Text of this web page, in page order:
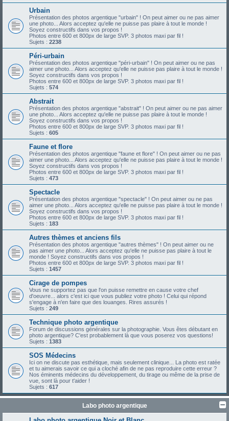
Urbain
Présentation des photos argentique "urbain" ! On peut aimer ou ne pas aimer
une photo... Alors acceptez qu'elle ne puisse pas plaire à tout le monde !
Soyez constructifs dans vos propos !
Photos entre 600 et 800px de large SVP. 3 photos maxi par fil !
Sujets : 2238
Péri-urbain
Présentation des photos argentique "péri-urbain" ! On peut aimer ou ne pas
aimer une photo... Alors acceptez qu'elle ne puisse pas plaire à tout le monde !
Soyez constructifs dans vos propos !
Photos entre 600 et 800px de large SVP. 3 photos maxi par fil !
Sujets : 574
Abstrait
Présentation des photos argentique "abstrait" ! On peut aimer ou ne pas aimer
une photo... Alors acceptez qu'elle ne puisse pas plaire à tout le monde !
Soyez constructifs dans vos propos !
Photos entre 600 et 800px de large SVP. 3 photos maxi par fil !
Sujets : 605
Faune et flore
Présentation des photos argentique "faune et flore" ! On peut aimer ou ne pas
aimer une photo... Alors acceptez qu'elle ne puisse pas plaire à tout le monde !
Soyez constructifs dans vos propos !
Photos entre 600 et 800px de large SVP. 3 photos maxi par fil !
Sujets : 473
Spectacle
Présentation des photos argentique "spectacle" ! On peut aimer ou ne pas
aimer une photo... Alors acceptez qu'elle ne puisse pas plaire à tout le monde !
Soyez constructifs dans vos propos !
Photos entre 600 et 800px de large SVP. 3 photos maxi par fil !
Sujets : 183
Autres thèmes et anciens fils
Présentation des photos argentique "autres thèmes" ! On peut aimer ou ne
pas aimer une photo... Alors acceptez qu'elle ne puisse pas plaire à tout le
monde ! Soyez constructifs dans vos propos !
Photos entre 600 et 800px de large SVP. 3 photos maxi par fil !
Sujets : 1457
Cirage de pompes
Vous ne supportez pas que l'on puisse remettre en cause votre chef
d'oeuvre... alors c'est ici que vous publiez votre photo ! Celui qui répond
s'engage à n'en faire que des louanges. Rires assurés !
Sujets : 249
Technique photo argentique
Forum de discussions générales sur la photographie. Vous êtes débutant en
photo argentique? C'est probablement là que vous poserez vos questions!
Sujets : 1383
SOS Médecins
Ici on ne discute pas esthétique, mais seulement clinique... La photo est ratée
et tu aimerais savoir ce qui a cloché afin de ne pas reproduire cette erreur ?
Nos éminents médecins du développement, du tirage ou même de la prise de
vue, sont là pour t'aider !
Sujets : 617
Labo photo argentique